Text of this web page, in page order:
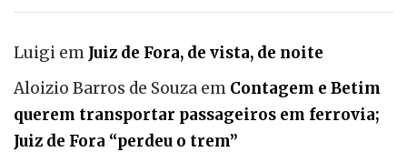
Luigi em Juiz de Fora, de vista, de noite
Aloizio Barros de Souza em Contagem e Betim
querem transportar passageiros em ferrovia;
Juiz de Fora “perdeu o trem”